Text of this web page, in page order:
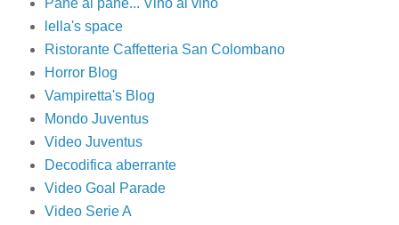
Pane al pane... Vino al vino
lella's space
Ristorante Caffetteria San Colombano
Horror Blog
Vampiretta's Blog
Mondo Juventus
Video Juventus
Decodifica aberrante
Video Goal Parade
Video Serie A